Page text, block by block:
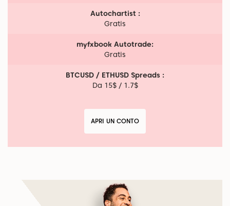
Autochartist :
Gratis
myfxbook Autotrade:
Gratis
BTCUSD / ETHUSD Spreads :
Da 15$ / 1.7$
APRI UN CONTO